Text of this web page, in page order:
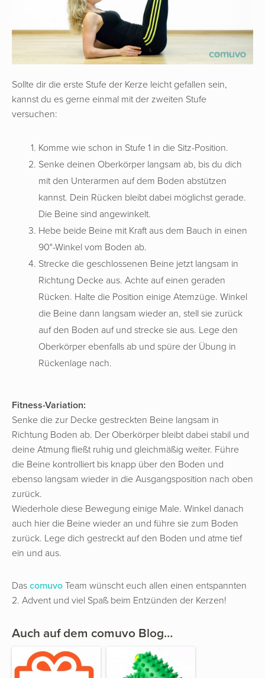
Sollte dir die erste Stufe der Kerze leicht gefallen sein,
kannst du es gerne einmal mit der zweiten Stufe
versuchen:
Komme wie schon in Stufe 1 in die Sitz-Position.
Senke deinen Oberkörper langsam ab, bis du dich
mit den Unterarmen auf dem Boden abstützen
kannst. Dein Rücken bleibt dabei möglichst gerade.
Die Beine sind angewinkelt.
Hebe beide Beine mit Kraft aus dem Bauch in einen
90°-Winkel vom Boden ab.
Strecke die geschlossenen Beine jetzt langsam in
Richtung Decke aus. Achte auf einen geraden
Rücken. Halte die Position einige Atemzüge. Winkel
die Beine dann langsam wieder an, stell sie zurück
auf den Boden auf und strecke sie aus. Lege den
Oberkörper ebenfalls ab und spüre der Übung in
Rückenlage nach.
Fitness-Variation:
Senke die zur Decke gestreckten Beine langsam in
Richtung Boden ab. Der Oberkörper bleibt dabei stabil und
deine Atmung fließt ruhig und gleichmäßig weiter. Führe
die Beine kontrolliert bis knapp über den Boden und
ebenso langsam wieder in die Ausgangsposition nach oben
zurück.
Wiederhole diese Bewegung einige Male. Winkel danach
auch hier die Beine wieder an und führe sie zum Boden
zurück. Lege dich gestreckt auf den Boden und atme tief
ein und aus.
Das comuvo Team wünscht euch allen einen entspannten
2. Advent und viel Spaß beim Entzünden der Kerzen!
Auch auf dem comuvo Blog…